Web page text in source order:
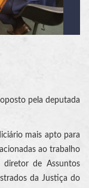
pela deputada
mais apto para
ao trabalho
de Assuntos
da Justiça do